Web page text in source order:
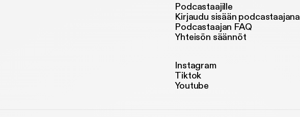
Podcastaajille
Kirjaudu sisään podcastaajana
Podcastaajan FAQ
Yhteisön säännöt
Instagram
Tiktok
Youtube